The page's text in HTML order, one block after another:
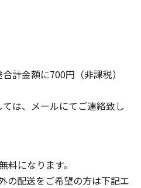
計金額に700円（非課税）
は、メールにてご連絡致し
になります。
の配送をご希望の方は下記エ